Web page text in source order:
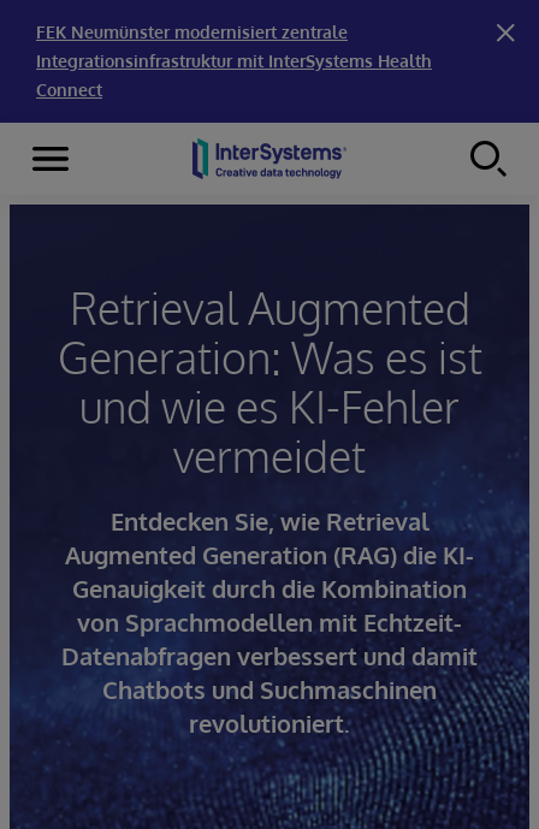
FEK Neumünster modernisiert zentrale
Integrationsinfrastruktur mit InterSystems Health
Connect
Skip to content
Menu
Retrieval Augmented
Generation: Was es ist
und wie es KI-Fehler
vermeidet
Entdecken Sie, wie Retrieval
Augmented Generation (RAG) die KI-
Genauigkeit durch die Kombination
von Sprachmodellen mit Echtzeit-
Datenabfragen verbessert und damit
Chatbots und Suchmaschinen
revolutioniert.